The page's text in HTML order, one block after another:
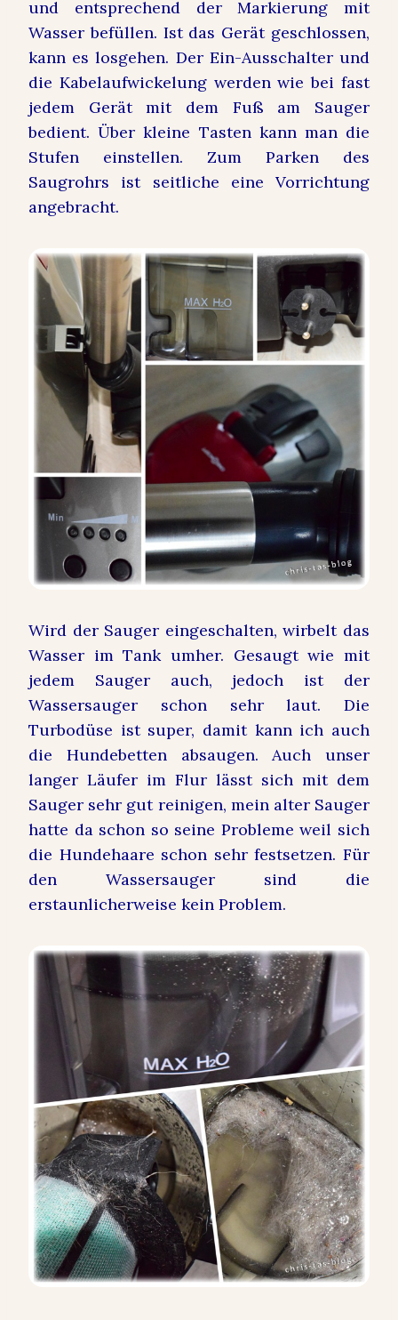
und entsprechend der Markierung mit
Wasser befüllen. Ist das Gerät geschlossen,
kann es losgehen. Der Ein-Ausschalter und
die Kabelaufwickelung werden wie bei fast
jedem Gerät mit dem Fuß am Sauger
bedient. Über kleine Tasten kann man die
Stufen einstellen. Zum Parken des
Saugrohrs ist seitliche eine Vorrichtung
angebracht.
Wird der Sauger eingeschalten, wirbelt das
Wasser im Tank umher. Gesaugt wie mit
jedem Sauger auch, jedoch ist der
Wassersauger schon sehr laut. Die
Turbodüse ist super, damit kann ich auch
die Hundebetten absaugen. Auch unser
langer Läufer im Flur lässt sich mit dem
Sauger sehr gut reinigen, mein alter Sauger
hatte da schon so seine Probleme weil sich
die Hundehaare schon sehr festsetzen. Für
den Wassersauger sind die
erstaunlicherweise kein Problem.